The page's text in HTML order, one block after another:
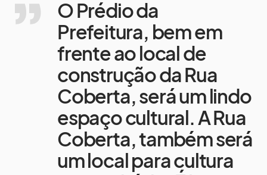
O Prédio da
Prefeitura, bem em
frente ao local de
construção da Rua
Coberta, será um lindo
espaço cultural. A Rua
Coberta, também será
um local para cultura